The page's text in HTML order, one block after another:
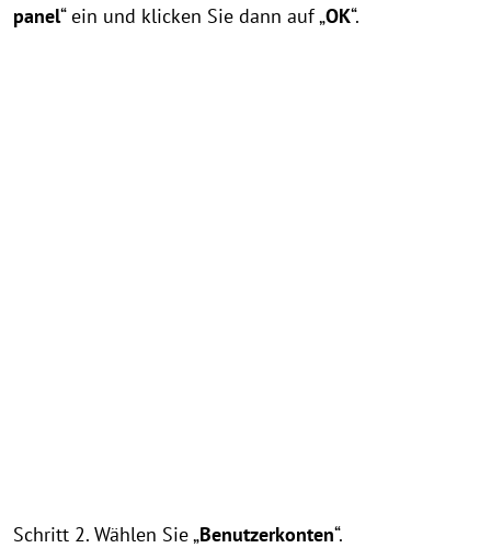
panel“ ein und klicken Sie dann auf „OK“.
Schritt 2. Wählen Sie „Benutzerkonten“.